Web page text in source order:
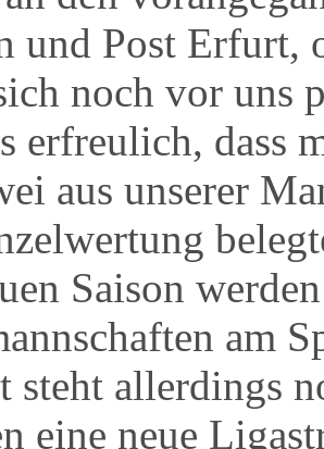
und Post Erfurt,
noch vor uns
erfreulich, dass
aus unserer
Saison
am
steht allerdings
eine neue